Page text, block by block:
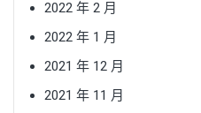
2022 年 2 月
2022 年 1 月
2021 年 12 月
2021 年 11 月